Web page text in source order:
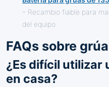
– Recambio fiable para
del equipo.
FAQs sobre
¿Es difícil utilizar
en casa?